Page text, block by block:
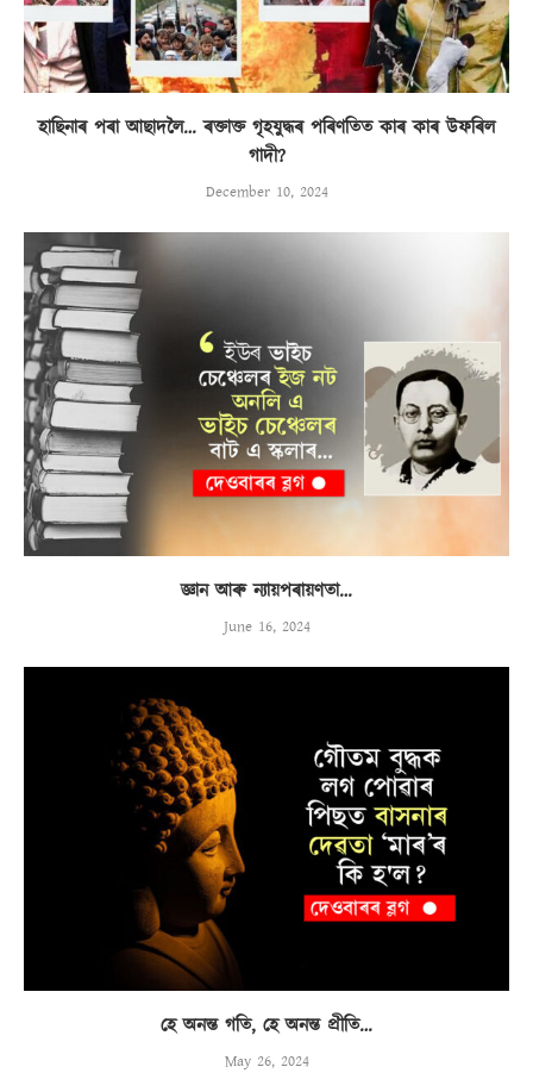
হাছিনাৰ পৰা আছাদলৈ… ৰক্তাক্ত গৃহযুদ্ধৰ পৰিণতিত কাৰ কাৰ উফৰিল
গাদী?
December 10, 2024
জ্ঞান আৰু ন্যায়পৰায়ণতা…
June 16, 2024
হে অনন্ত গতি, হে অনন্ত প্ৰীতি…
May 26, 2024